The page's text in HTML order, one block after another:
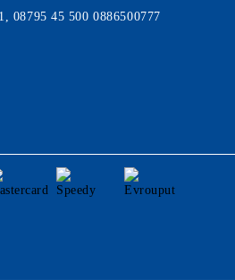
08795 45 500 0886500777